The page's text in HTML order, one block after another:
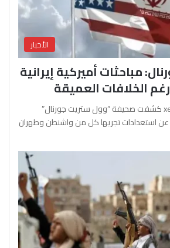
الأخبار
مباحثات أميركية إيرانية
الخلافات العميقة
آفرين علو ـ xeber24.net كشفت صحيفة “وول ستريت جورنال”
عن استعدادات تجريها كل من واشنطن وطهران